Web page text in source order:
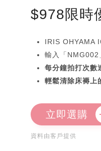
$978限時
IRIS OHYAMA
輸入「NMG002
每分鐘拍打次數
輕鬆清除床褥上
立即選購
資料由客戶提供